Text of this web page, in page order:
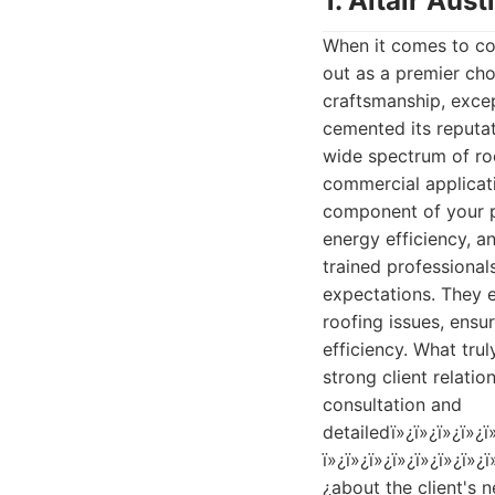
When it comes to comprehensive roofing solutions in Austin, Altair Austin Roofing Company stands out as a premier choice for discerning property owners. With a steadfast commitment to quality craftsmanship, exceptional customer service, and cutting-edge roofing technologies, Altair has cemented its reputation as a leader in the local industry. Their extensive experience spans across a wide spectrum of roofing projects, from intricate residential installations and repairs to large-scale commercial applications. They understand that a roof is more than just a covering; it's a critical component of your property's structure, providing protection against the elements, enhancing energy efficiency, and contributing significantly to curb appeal. Altair's team of certified and highly trained professionals are dedicated to delivering results that not only meet but exceed client expectations. They employ state-of-the-art diagnostic tools and techniques to accurately assess roofing issues, ensuring that any necessary repairs or replacements are handled with precision and efficiency. What truly sets Altair apart is their personalized approach. They believe in fostering strong client relationships built on transparency, trust, and open communication. From the initial consultation and